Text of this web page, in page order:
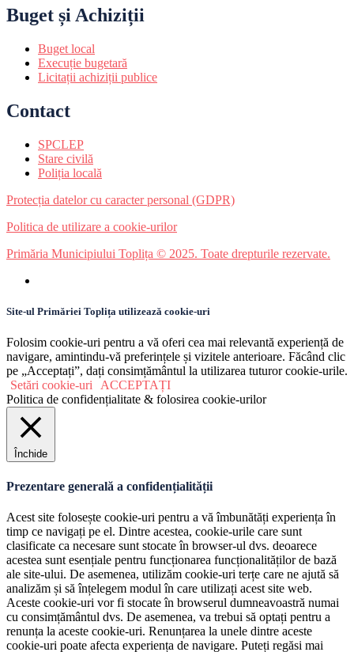
Buget și Achiziții
Buget local
Execuție bugetară
Licitații achiziții publice
Contact
SPCLEP
Stare civilă
Poliția locală
Protecția datelor cu caracter personal (GDPR)
Politica de utilizare a cookie-urilor
Primăria Municipiului Toplița © 2025. Toate drepturile rezervate.
Site-ul Primăriei Toplița utilizează cookie-uri
Folosim cookie-uri pentru a vă oferi cea mai relevantă experiență de
navigare, amintindu-vă preferințele și vizitele anterioare. Făcând clic
pe „Acceptați”, dați consimțământul la utilizarea tuturor cookie-urile.
Setări cookie-uri ACCEPTAȚI
Politica de confidențialitate & folosirea cookie-urilor
Închide
Prezentare generală a confidențialității
Acest site folosește cookie-uri pentru a vă îmbunătăți experiența în
timp ce navigați pe el. Dintre acestea, cookie-urile care sunt
clasificate ca necesare sunt stocate în browser-ul dvs. deoarece
acestea sunt esențiale pentru funcționarea funcționalităților de bază
ale site-ului. De asemenea, utilizăm cookie-uri terțe care ne ajută să
analizăm și să înțelegem modul în care utilizați acest site web.
Aceste cookie-uri vor fi stocate în browserul dumneavoastră numai
cu consimțământul dvs. De asemenea, va trebui să optați pentru a
renunța la aceste cookie-uri. Renunțarea la unele dintre aceste
cookie-uri poate afecta experiența de navigare. Puteți regăsi mai